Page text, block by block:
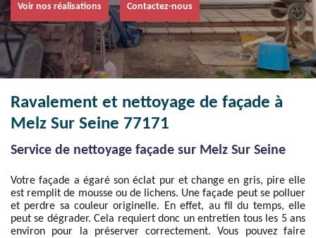
Voir nos réalisations Contactez-nous
Ravalement et nettoyage de façade à
Melz Sur Seine 77171
Service de nettoyage façade sur Melz Sur Seine
Votre façade a égaré son éclat pur et change en gris, pire elle
est remplit de mousse ou de lichens. Une façade peut se polluer
et perdre sa couleur originelle. En effet, au fil du temps, elle
peut se dégrader. Cela requiert donc un entretien tous les 5 ans
environ pour la préserver correctement. Vous pouvez faire